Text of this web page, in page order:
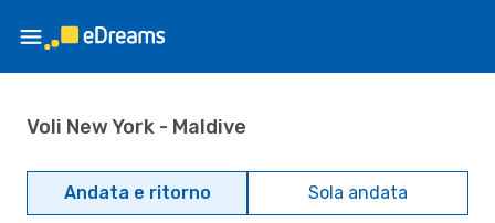
Voli New York - Maldive
Andata e ritorno Sola andata